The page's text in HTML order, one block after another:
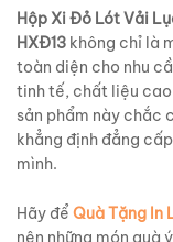
Hộp Xi Đỏ Lót Vải
HXĐ13 không chỉ là
toàn diện cho nhu
tinh tế, chất liệu
sản phẩm này chắc
khẳng định đẳng
mình.
Hãy để Quà Tặng In